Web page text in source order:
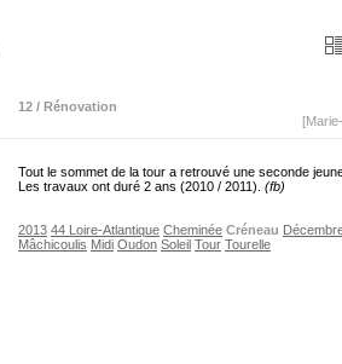
12 / Rénovation
Tout le sommet de la tour a retrouvé une seconde
Les travaux ont duré 2 ans (2010 / 2011). (fb)
2013 44 Loire-Atlantique Cheminée Créneau
Mâchicoulis Midi Oudon Soleil Tour Tourelle